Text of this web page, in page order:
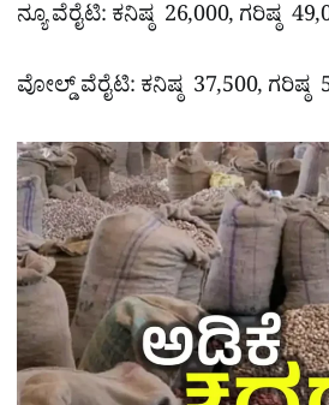
ನ್ಯೂ ವೆರೈಟಿ: ಕನಿಷ್ಠ 26,000, ಗರಿಷ್ಠ
ವೋಲ್ಡ್ ವೆರೈಟಿ: ಕನಿಷ್ಠ 37,500, ಗರಿಷ್ಠ